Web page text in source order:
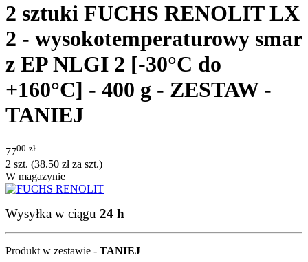
2 sztuki FUCHS RENOLIT LX
2 - wysokotemperaturowy smar
z EP NLGI 2 [-30°C do
+160°C] - 400 g - ZESTAW -
TANIEJ
7700 zł
2 szt. (38.50 złza szt.)
W magazynie
Wysyłka w ciągu 24 h
Produkt w zestawie - TANIEJ